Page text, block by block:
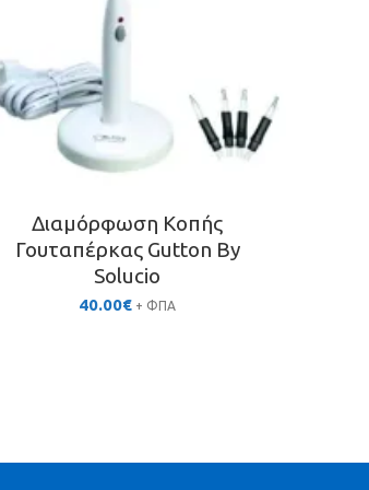
Διαμόρφωση Κοπής
Γουταπέρκας Gutton By
Solucio
40.00€ + ΦΠΑ